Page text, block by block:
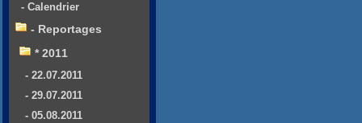
- Calendrier
- Reportages
* 2011
- 22.07.2011
- 29.07.2011
- 05.08.2011